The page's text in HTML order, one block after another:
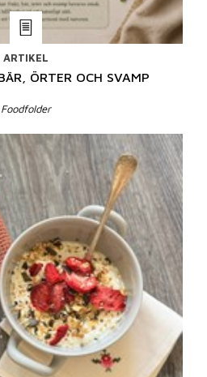
ARTIKEL
ÖRTER OCH SVAMP
Foodfolder